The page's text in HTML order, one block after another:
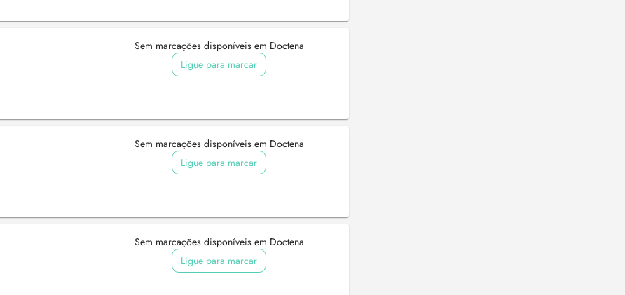
Sem marcações disponíveis em Doctena
Ligue para marcar
Sem marcações disponíveis em Doctena
Ligue para marcar
Sem marcações disponíveis em Doctena
Ligue para marcar